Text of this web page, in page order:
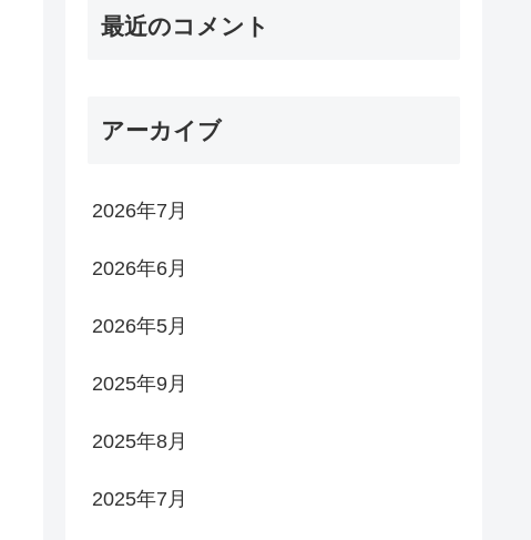
最近のコメント
アーカイブ
2026年7月
2026年6月
2026年5月
2025年9月
2025年8月
2025年7月